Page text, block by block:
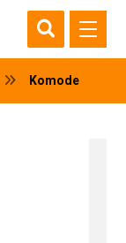
Komode